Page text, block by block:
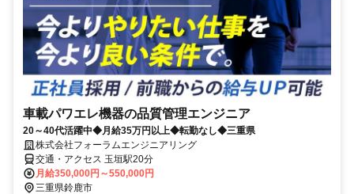
車載パワエレ機器の品質管理エンジニア
20～40代活躍中◆月給35万円以上◆転勤なし◆三重県
株式会社フォーラムエンジニアリング
交通・アクセス 玉垣駅20分
月給350,000円～550,000円
三重県鈴鹿市